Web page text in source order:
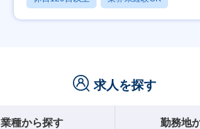
産休・育休あり
求人を探す
業種から探す 勤務地